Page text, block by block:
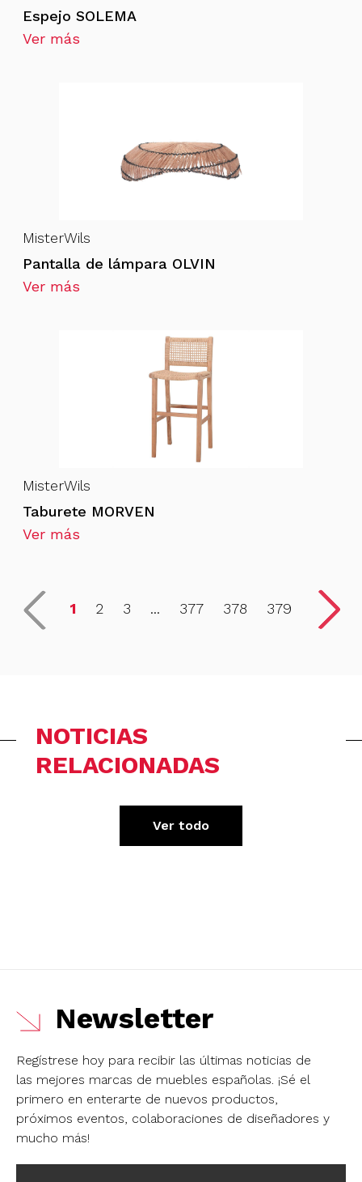
Espejo SOLEMA
Ver más
MisterWils
Pantalla de lámpara OLVIN
Ver más
MisterWils
Taburete MORVEN
Ver más
1 2 3 ... 377 378 379
NOTICIAS
RELACIONADAS
Ver todo
Newsletter
Regístrese hoy para recibir las últimas noticias de
las mejores marcas de muebles españolas. ¡Sé el
primero en enterarte de nuevos productos,
próximos eventos, colaboraciones de diseñadores y
mucho más!